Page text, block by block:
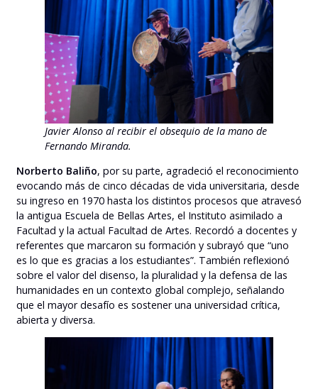
Javier Alonso al recibir el obsequio de la mano de
Fernando Miranda.
Norberto Baliño, por su parte, agradeció el reconocimiento
evocando más de cinco décadas de vida universitaria, desde
su ingreso en 1970 hasta los distintos procesos que atravesó
la antigua Escuela de Bellas Artes, el Instituto asimilado a
Facultad y la actual Facultad de Artes. Recordó a docentes y
referentes que marcaron su formación y subrayó que “uno
es lo que es gracias a los estudiantes”. También reflexionó
sobre el valor del disenso, la pluralidad y la defensa de las
humanidades en un contexto global complejo, señalando
que el mayor desafío es sostener una universidad crítica,
abierta y diversa.